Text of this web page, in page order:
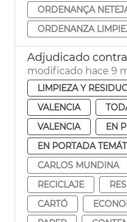
ORDENANÇA
ORDENANZA
modificado hace 9
LIMPIEZA Y
VALENCIA
VALENCIA
EN
EN PORTADA
CARLOS MUNDINA
RECICLAJE
CARTÓ